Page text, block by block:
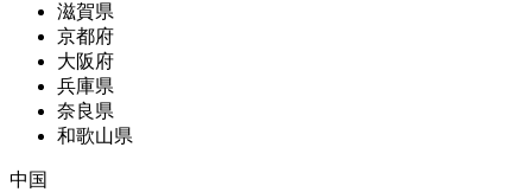
滋賀県
京都府
大阪府
兵庫県
奈良県
和歌山県
中国